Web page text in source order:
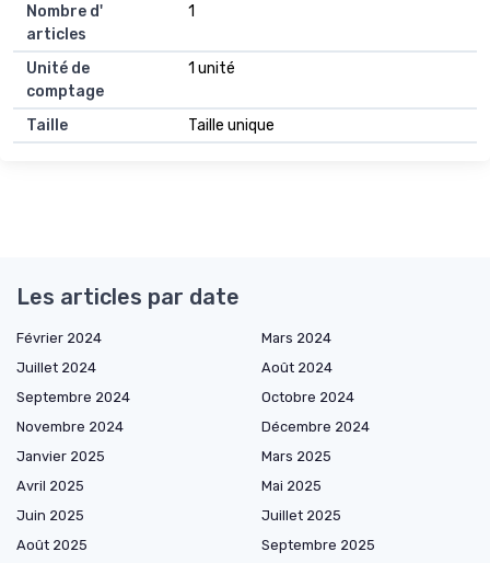
Nombre d'
articles
1
Unité de
comptage
1 unité
Taille Taille unique
Les articles par date
Février 2024
Mars 2024
Juillet 2024
Août 2024
Septembre 2024
Octobre 2024
Novembre 2024
Décembre 2024
Janvier 2025
Mars 2025
Avril 2025
Mai 2025
Juin 2025
Juillet 2025
Août 2025
Septembre 2025